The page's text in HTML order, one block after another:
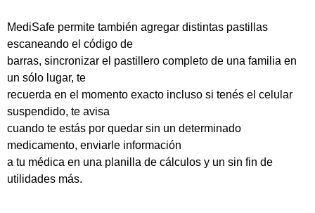
MediSafe permite también agregar distintas pastillas
escaneando el código de
barras, sincronizar el pastillero completo de una familia en
un sólo lugar, te
recuerda en el momento exacto incluso si tenés el celular
suspendido, te avisa
cuando te estás por quedar sin un determinado
medicamento, enviarle información
a tu médica en una planilla de cálculos y un sin fin de
utilidades más.